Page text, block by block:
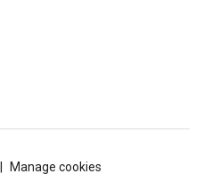
Manage cookies